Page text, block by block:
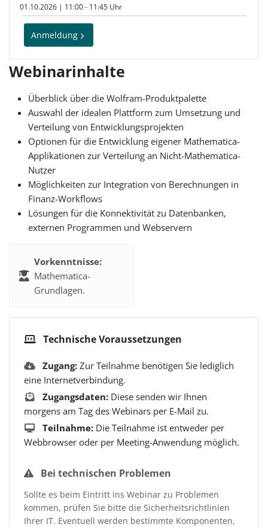
01.10.2026 | 11:00 - 11:45 Uhr
Anmeldung
Webinarinhalte
Überblick über die Wolfram-Produktpalette
Auswahl der idealen Plattform zum Umsetzung und
Verteilung von Entwicklungsprojekten
Optionen für die Entwicklung eigener Mathematica-
Applikationen zur Verteilung an Nicht-Mathematica-
Nutzer
Möglichkeiten zur Integration von Berechnungen in
Finanz-Workflows
Lösungen für die Konnektivität zu Datenbanken,
externen Programmen und Webservern
Vorkenntnisse:
Mathematica-
Grundlagen.
Technische Voraussetzungen
Zugang: Zur Teilnahme benötigen Sie lediglich
eine Internetverbindung.
Zugangsdaten: Diese senden wir Ihnen
morgens am Tag des Webinars per E-Mail zu.
Teilnahme: Die Teilnahme ist entweder per
Webbrowser oder per Meeting-Anwendung möglich.
Bei technischen Problemen
Sollte es beim Eintritt ins Webinar zu Problemen
kommen, prüfen Sie bitte die Sicherheitsrichtlinien
Ihrer IT. Eventuell werden bestimmte Komponenten,